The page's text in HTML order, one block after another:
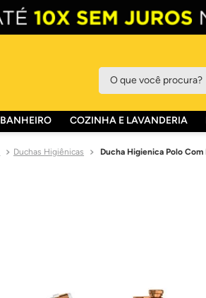
O que você procura?
BANHEIRO COZINHA E LAVANDERIA
Duchas Higiênicas Ducha Higienica Polo